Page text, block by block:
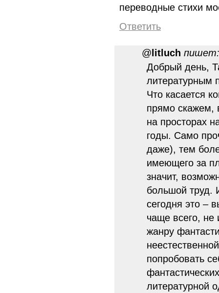
переводные стихи
Ответить
@ litluch пишет:
Добрый день,
литературным
Что касается
прямо скажем,
на просторах
годы. Само
даже), тем
имеющего за
значит,
большой труд.
сегодня это –
чаще всего, не
жанру
попробовать
литературной